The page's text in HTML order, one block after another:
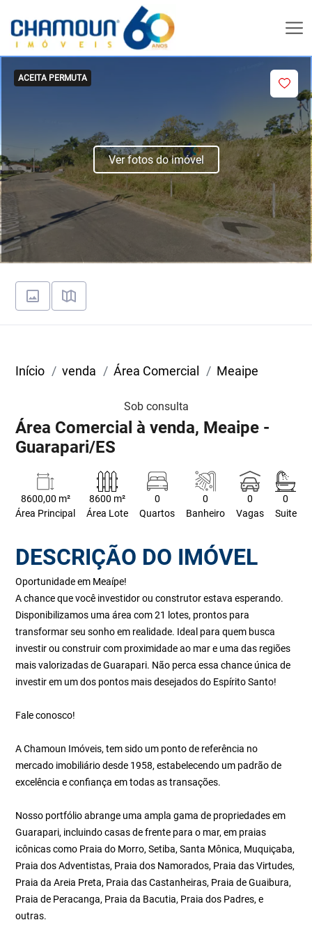
ACEITA PERMUTA
Ver fotos do imóvel
Início venda Área Comercial Meaipe
Sob consulta
Área Comercial à venda, Meaipe -
Guarapari/ES
8600,00 m²
Área Principal
8600 m²
Área Lote
0
Quartos
0
Banheiro
0
Vagas
0
Suite
DESCRIÇÃO DO IMÓVEL
Oportunidade em Meaípe!
A chance que você investidor ou construtor estava esperando.
Disponibilizamos uma área com 21 lotes, prontos para
transformar seu sonho em realidade. Ideal para quem busca
investir ou construir com proximidade ao mar e uma das regiões
mais valorizadas de Guarapari. Não perca essa chance única de
investir em um dos pontos mais desejados do Espírito Santo!
Fale conosco!
A Chamoun Imóveis, tem sido um ponto de referência no
mercado imobiliário desde 1958, estabelecendo um padrão de
excelência e confiança em todas as transações.
Nosso portfólio abrange uma ampla gama de propriedades em
Guarapari, incluindo casas de frente para o mar, em praias
icônicas como Praia do Morro, Setiba, Santa Mônica, Muquiçaba,
Praia dos Adventistas, Praia dos Namorados, Praia das Virtudes,
Praia da Areia Preta, Praia das Castanheiras, Praia de Guaibura,
Praia de Peracanga, Praia da Bacutia, Praia dos Padres, e
outras.